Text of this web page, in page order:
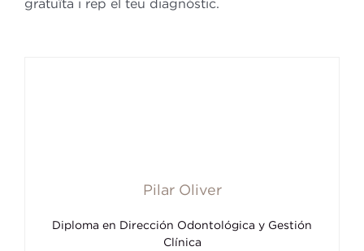
gratuïta i rep el teu diagnòstic.
Pilar Oliver
Diploma en Dirección Odontológica y Gestión
Clínica